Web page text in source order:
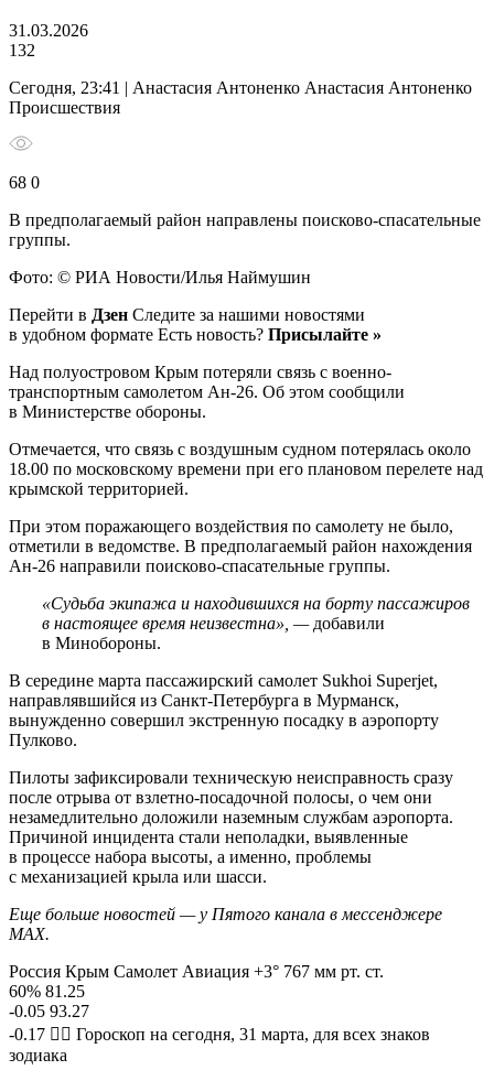
31.03.2026
132
Сегодня, 23:41 | Анастасия Антоненко Анастасия Антоненко
Происшествия
68 0
В предполагаемый район направлены поисково-спасательные
группы.
Фото: © РИА Новости/Илья Наймушин
Перейти в Дзен Следите за нашими новостями
в удобном формате Есть новость? Присылайте »
Над полуостровом Крым потеряли связь с военно-
транспортным самолетом Ан-26. Об этом сообщили
в Министерстве обороны.
Отмечается, что связь с воздушным судном потерялась около
18.00 по московскому времени при его плановом перелете над
крымской территорией.
При этом поражающего воздействия по самолету не было,
отметили в ведомстве. В предполагаемый район нахождения
Ан-26 направили поисково-спасательные группы.
«Судьба экипажа и находившихся на борту пассажиров
в настоящее время неизвестна», —добавили
в Минобороны.
В середине марта пассажирский самолет Sukhoi Superjet,
направлявшийся из Санкт-Петербурга в Мурманск,
вынужденно совершил экстренную посадку в аэропорту
Пулково.
Пилоты зафиксировали техническую неисправность сразу
после отрыва от взлетно-посадочной полосы, о чем они
незамедлительно доложили наземным службам аэропорта.
Причиной инцидента стали неполадки, выявленные
в процессе набора высоты, а именно, проблемы
с механизацией крыла или шасси.
Еще больше новостей — у Пятого канала в мессенджере
MAX.
Россия Крым Самолет Авиация +3° 767 мм рт. ст.
60% 81.25
-0.05 93.27
-0.17 🧙‍♀ Гороскоп на сегодня, 31 марта, для всех знаков
зодиака